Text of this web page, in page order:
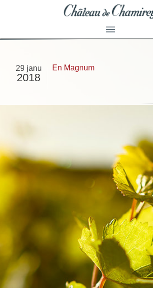
29 janu
2018
En Magnum